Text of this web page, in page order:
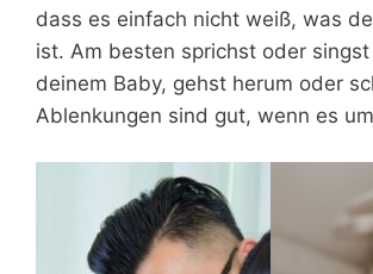
dass es einfach nicht weiß, was
ist. Am besten sprichst oder
deinem Baby, gehst herum oder
Ablenkungen sind gut, wenn es